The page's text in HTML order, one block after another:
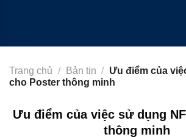
Trang chủ / Bản tin / Ưu điểm của
cho Poster thông minh
Ưu điểm của việc sử dụng
thông minh